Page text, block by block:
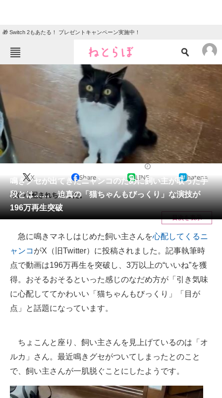
🎁 Switch 2もあたる！ プレゼントキャンペーン実施中！
ニュース
クイズ
グルメ
住まい 教育・育児
動物 リサーチ
会員記事
メディア
注目記事を集めた総合ページ
ITの今と未来を見通す
スマホと通信の最新トレンド
進化するPCとデバイスの未来
好きが集まる 比べて選べる
企業ITのトレンドを詳説
経営リーダーのコミュニティ
鳴きグセが出てきたニャンコのために飼い主が取った手
段とは…… 迫真の「猫ちゃんもびっくり」な演技が
196万再生突破
X Share LINE hatena
逆に心配されちゃった。
目次を表示
急に鳴きマネしはじめた飼い主さんを心配してくるニ
ャンコ がX（旧Twitter）に投稿されました。記事執筆時
点で動画は196万再生を突破し、3万以上の“いいね”を獲
得。おそるおそるといった感じのなだめ方が「引き気味
に心配しててかわいい「猫ちゃんもびっくり」「目が
点」と話題になっています。
ちょこんと座り、飼い主さんを見上げているのは「オ
ルカ」さん。最近鳴きグセがついてしまったとのこと
で、飼い主さんが一肌脱ぐことにしたようです。